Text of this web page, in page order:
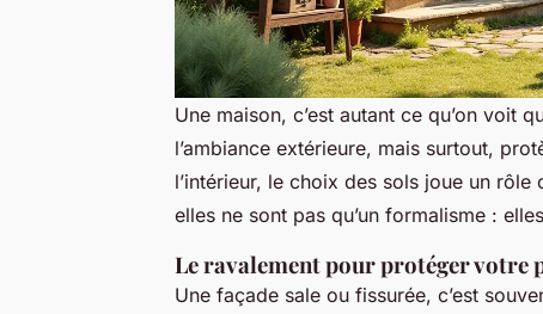
Une maison, c’est autant ce qu’on voit
l’ambiance extérieure, mais surtout,
l’intérieur, le choix des sols joue un rôle
elles ne sont pas qu’un formalisme :
Le ravalement pour protéger votre
Une façade sale ou fissurée, c’est